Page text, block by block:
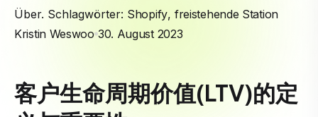
Über. Schlagwörter: Shopify, freistehende Station
Kristin Weswoo 30. August 2023
客户生命周期价值(LTV)的定